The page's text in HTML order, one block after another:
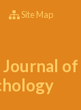
Site Map
of